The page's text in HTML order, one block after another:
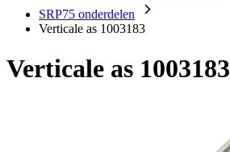
SRP75 onderdelen
Verticale as 1003183
Verticale as 1003183